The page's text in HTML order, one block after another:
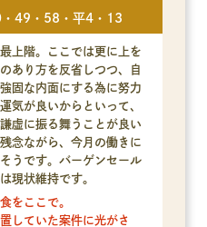
49・58・平4・13
上階。ここでは更に上を
あり方を反省しつつ、自
固な内面にする為に努力
気が良いからといって、
虚に振る舞うことが良い
念ながら、今月の働きに
うです。バーゲンセール
現状維持です。
をここで。
していた案件に光がさ